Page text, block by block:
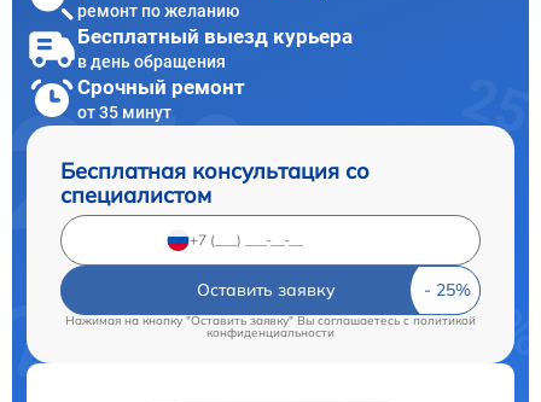
ремонт по желанию
Бесплатный выезд курьера
в день обращения
Срочный ремонт
от 35 минут
Бесплатная консультация со
специалистом
Оставить заявку
Нажимая на кнопку "Оставить заявку" Вы соглашаетесь cполитикой
конфиденциальности